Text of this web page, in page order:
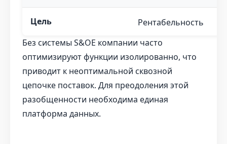
Цель
Рентабельность
Без системы S&OE компании часто
оптимизируют функции изолированно, что
приводит к неоптимальной сквозной
цепочке поставок. Для преодоления этой
разобщенности необходима единая
платформа данных.